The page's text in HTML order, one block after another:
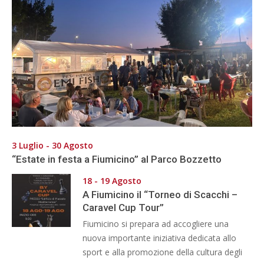
3 Luglio - 30 Agosto
“Estate in festa a Fiumicino” al Parco Bozzetto
18 - 19 Agosto
A Fiumicino il “Torneo di Scacchi –
Caravel Cup Tour”
Fiumicino si prepara ad accogliere una
nuova importante iniziativa dedicata allo
sport e alla promozione della cultura degli